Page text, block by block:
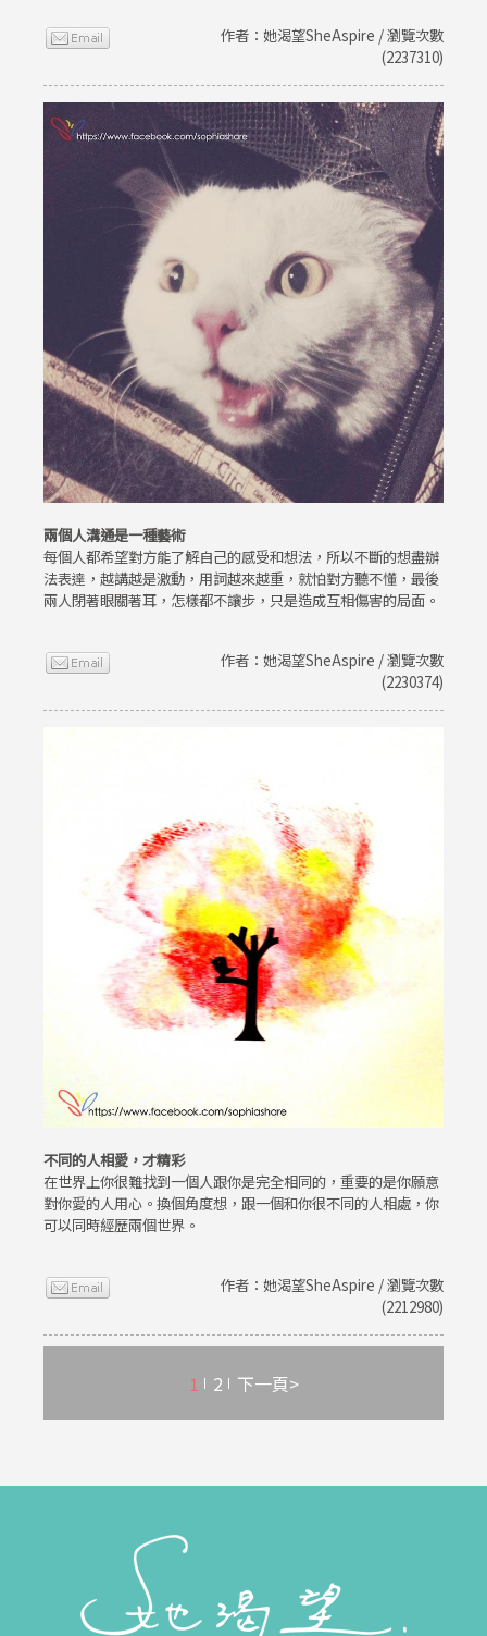
作者：她渴望SheAspire / 瀏覽次數
(2237310)
兩個人溝通是一種藝術
每個人都希望對方能了解自己的感受和想法，所以不斷的想盡辦
法表達，越講越是激動，用詞越來越重，就怕對方聽不懂，最後
兩人閉著眼關著耳，怎樣都不讓步，只是造成互相傷害的局面。
作者：她渴望SheAspire / 瀏覽次數
(2230374)
不同的人相愛，才精彩
在世界上你很難找到一個人跟你是完全相同的，重要的是你願意
對你愛的人用心。換個角度想，跟一個和你很不同的人相處，你
可以同時經歷兩個世界。
作者：她渴望SheAspire / 瀏覽次數
(2212980)
1 2 下一頁>